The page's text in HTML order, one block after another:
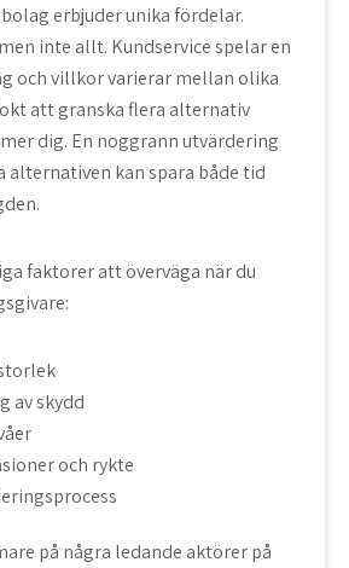
erbjuder unika fördelar.
inte allt. Kundservice spelar en
och villkor varierar mellan olika
att granska flera alternativ
dig. En noggrann utvärdering
alternativen kan spara både tid
faktorer att överväga när du
av skydd
och rykte
på några ledande aktörer på